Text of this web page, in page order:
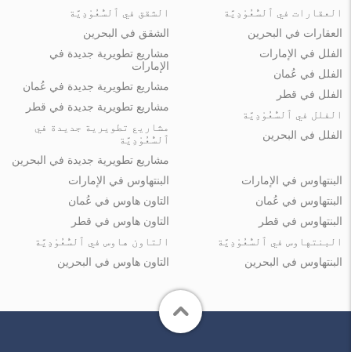
العقارات في ٱلسُّعُوْدِيَّة
العقارات في البحرين
الشقق في ٱلسُّعُوْدِيَّة
الشقق في البحرين
الفلل في الإمارات
الفلل في عُمان
الفلل في قطر
الفلل في ٱلسُّعُوْدِيَّة
الفلل في البحرين
مشاريع تطويرية جديدة في
الإمارات
مشاريع تطويرية جديدة في عُمان
مشاريع تطويرية جديدة في قطر
مشاريع تطويرية جديدة في
ٱلسُّعُوْدِيَّة
مشاريع تطويرية جديدة في البحرين
البنتهاوس في الإمارات
البنتهاوس في عُمان
البنتهاوس في قطر
البنتهاوس في ٱلسُّعُوْدِيَّة
البنتهاوس في البحرين
البنتهاوس في الإمارات
التاون هاوس في عُمان
التاون هاوس في قطر
التاون هاوس في ٱلسُّعُوْدِيَّة
التاون هاوس في البحرين